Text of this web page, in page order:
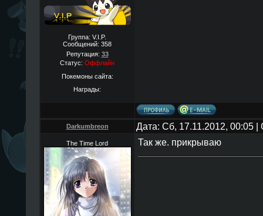
Группа: V.I.P.
Сообщений: 358
Репутация: 33
Статус: Оффлайн
Покемоны сайта:
Награды:
Darkumbreon Дата: Сб, 17.11.2012, 00:05
The Time Lord Так же. прикрываю